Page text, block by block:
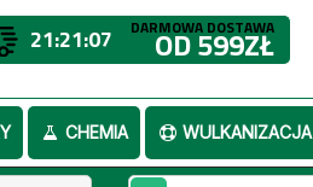
21:21:06 DARMOWA DOSTAWA
OD 599ZŁ
CHEMIA WULKANIZACJA